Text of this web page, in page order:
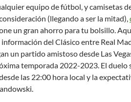
equipo de fútbol, y camisetas
(llegando a ser la mitad),
un gran ahorro para tu bolsillo.
del Clásico entre Real
un partido amistoso desde Las
temporada 2022-2023. El duelo
las 22:00 hora local y la